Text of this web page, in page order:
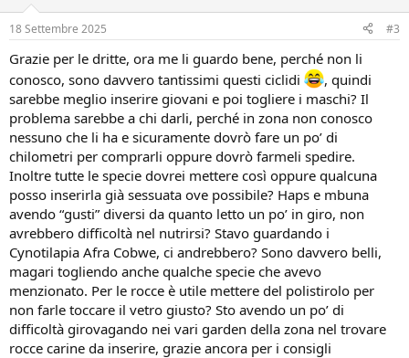
:
18 Settembre 2025 #3
Grazie per le dritte, ora me li guardo bene, perché non li
conosco, sono davvero tantissimi questi ciclidi
, quindi
sarebbe meglio inserire giovani e poi togliere i maschi? Il
problema sarebbe a chi darli, perché in zona non conosco
nessuno che li ha e sicuramente dovrò fare un po’ di
chilometri per comprarli oppure dovrò farmeli spedire.
Inoltre tutte le specie dovrei mettere così oppure qualcuna
posso inserirla già sessuata ove possibile? Haps e mbuna
avendo “gusti” diversi da quanto letto un po’ in giro, non
avrebbero difficoltà nel nutrirsi? Stavo guardando i
Cynotilapia Afra Cobwe, ci andrebbero? Sono davvero belli,
magari togliendo anche qualche specie che avevo
menzionato. Per le rocce è utile mettere del polistirolo per
non farle toccare il vetro giusto? Sto avendo un po’ di
difficoltà girovagando nei vari garden della zona nel trovare
rocce carine da inserire, grazie ancora per i consigli